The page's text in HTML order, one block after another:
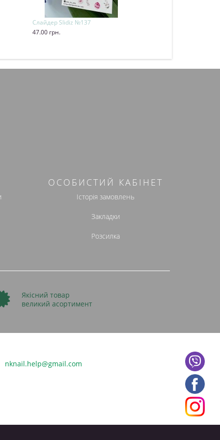
Слайдер Slidiz №137
47.00 грн.
ОСОБИСТИЙ КАБІНЕТ
Історія замовлень
Закладки
Розсилка
Якісний товар
великий асортимент
nknail.help@gmail.com